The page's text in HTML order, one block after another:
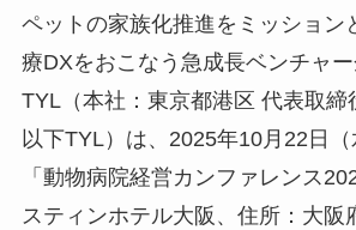
ペットの家族化推進をミッション
療DXをおこなう急成長ベンチャ
TYL（本社：東京都港区 代表取締
以下TYL）は、2025年10月22日
「動物病院経営カンファレンス
スティンホテル大阪、住所：大阪